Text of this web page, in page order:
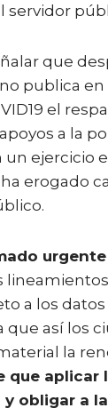
servidor
que
publica
el
a la
ejercicio
erogado
urgente
a los datos
que así los
la
que aplicar
obligar a